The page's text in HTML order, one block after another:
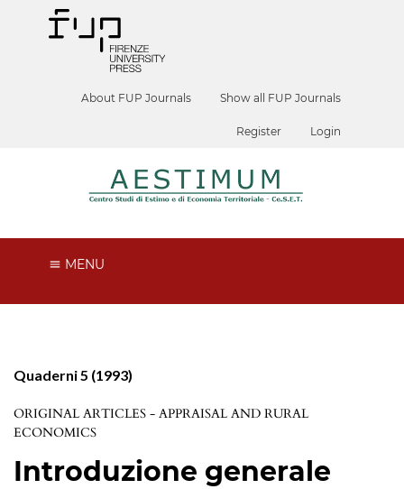
About FUP Journals Show all FUP Journals
Register Login
MENU
Quaderni 5 (1993)
ORIGINAL ARTICLES - APPRAISAL AND RURAL
ECONOMICS
Introduzione generale